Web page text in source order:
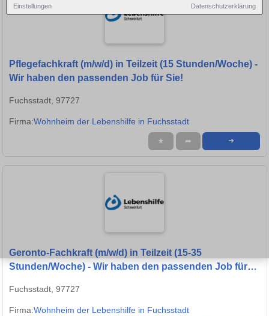
Einstellungen Datenschutzerklärung
Pflegefachkraft (m/w/d) in Teilzeit (15 Stunden/Woche) -
Wir haben den passenden Job für Sie!
Fuchsstadt, 97727
Firma:Wohnheim der Lebenshilfe in Fuchsstadt
★ ➦ ➜
Geronto-Fachkraft (m/w/d) in Teilzeit (15-35
Stunden/Woche) - Wir haben den passenden Job für
Fuchsstadt, 97727
Firma:Wohnheim der Lebenshilfe in Fuchsstadt